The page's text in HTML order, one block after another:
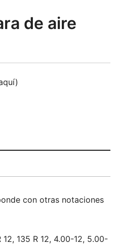
de aire
con otras notaciones
135 R 12, 4.00-12, 5.00-